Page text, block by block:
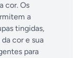
cor. Os
a
tingidas,
cor e sua
para